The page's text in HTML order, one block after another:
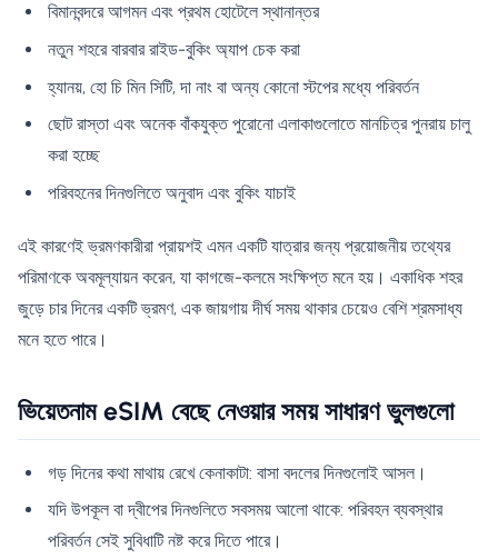
বিমানবন্দরে আগমন এবং প্রথম হোটেলে স্থানান্তর
নতুন শহরে বারবার রাইড-বুকিং অ্যাপ চেক করা
হ্যানয়, হো চি মিন সিটি, দা নাং বা অন্য কোনো স্টপের মধ্যে পরিবর্তন
ছোট রাস্তা এবং অনেক বাঁকযুক্ত পুরোনো এলাকাগুলোতে মানচিত্র পুনরায় চালু
করা হচ্ছে
পরিবহনের দিনগুলিতে অনুবাদ এবং বুকিং যাচাই
এই কারণেই ভ্রমণকারীরা প্রায়শই এমন একটি যাত্রার জন্য প্রয়োজনীয় তথ্যের
পরিমাণকে অবমূল্যায়ন করেন, যা কাগজে-কলমে সংক্ষিপ্ত মনে হয়। একাধিক শহর
জুড়ে চার দিনের একটি ভ্রমণ, এক জায়গায় দীর্ঘ সময় থাকার চেয়েও বেশি শ্রমসাধ্য
মনে হতে পারে।
ভিয়েতনাম eSIM বেছে নেওয়ার সময় সাধারণ ভুলগুলো
গড় দিনের কথা মাথায় রেখে কেনাকাটা: বাসা বদলের দিনগুলোই আসল।
যদি উপকূল বা দ্বীপের দিনগুলিতে সবসময় আলো থাকে: পরিবহন ব্যবস্থার
পরিবর্তন সেই সুবিধাটি নষ্ট করে দিতে পারে।